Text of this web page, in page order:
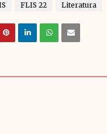
FLIS 22 Literatura